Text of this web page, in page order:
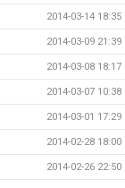
2014-03-14 18:35
2014-03-09 21:39
2014-03-08 18:17
2014-03-07 10:38
2014-03-01 17:29
2014-02-28 18:00
2014-02-26 22:50